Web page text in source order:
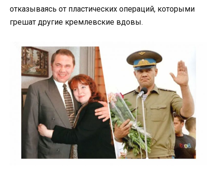
отказываясь от пластических операций, которыми
грешат другие кремлевские вдовы.